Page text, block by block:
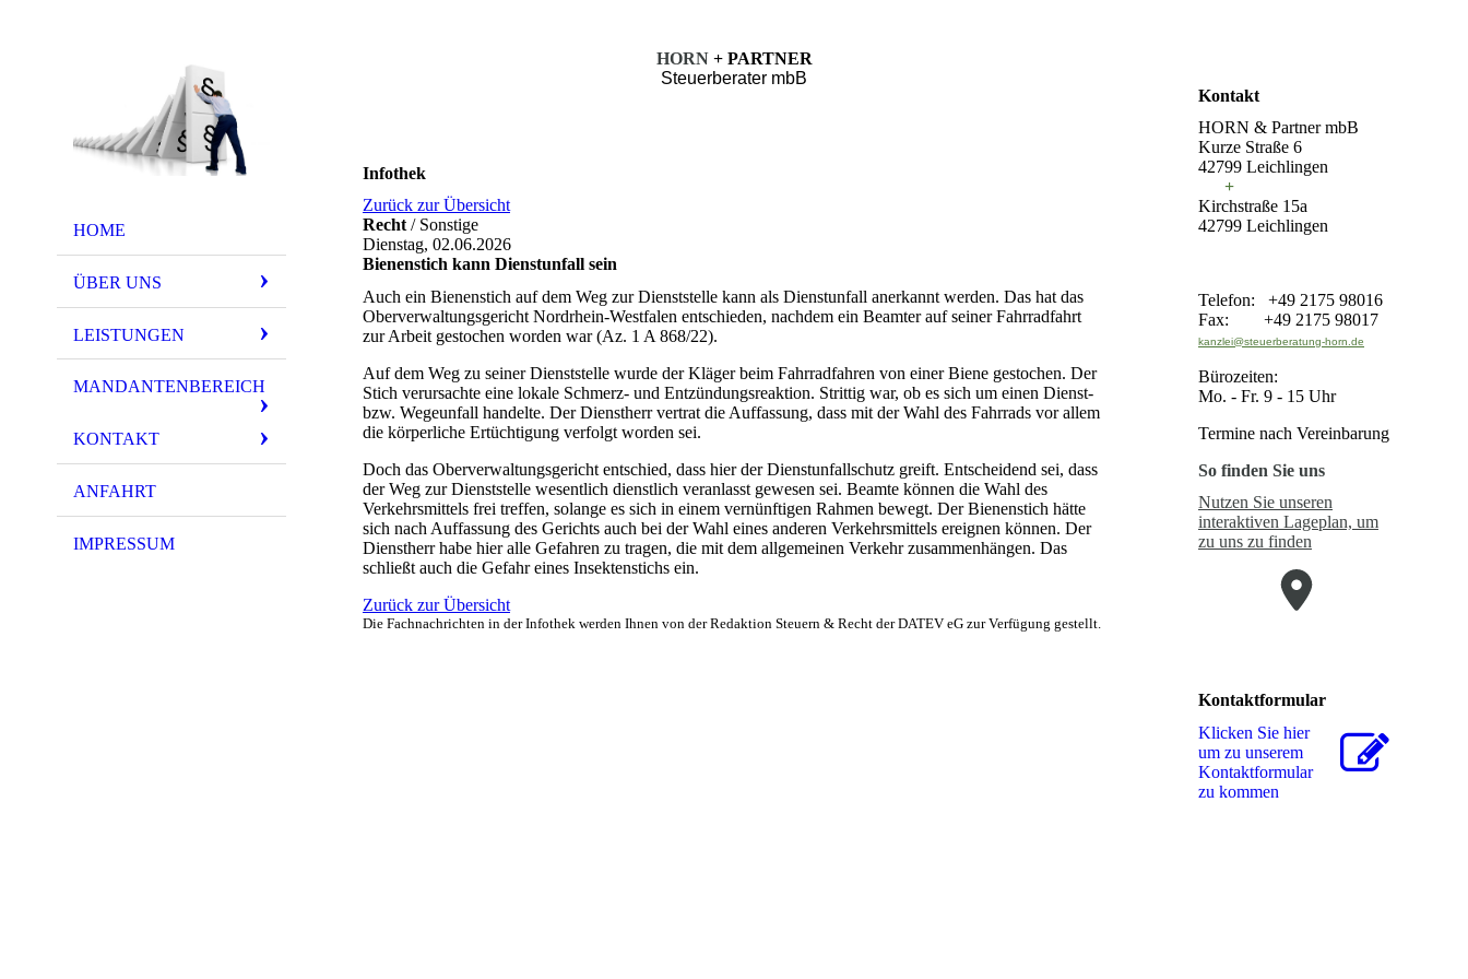
HOME
ÜBER UNS
LEISTUNGEN
MANDANTENBEREICH
KONTAKT
ANFAHRT
IMPRESSUM
HORN + PARTNER
Steuerberater mbB
Infothek
Zurück zur Übersicht
Recht / Sonstige
Dienstag, 02.06.2026
Bienenstich kann Dienstunfall sein
Auch ein Bienenstich auf dem Weg zur Dienststelle kann als Dienstunfall anerkannt werden. Das hat das
Oberverwaltungsgericht Nordrhein-Westfalen entschieden, nachdem ein Beamter auf seiner Fahrradfahrt
zur Arbeit gestochen worden war (Az. 1 A 868/22).
Auf dem Weg zu seiner Dienststelle wurde der Kläger beim Fahrradfahren von einer Biene gestochen. Der
Stich verursachte eine lokale Schmerz- und Entzündungsreaktion. Strittig war, ob es sich um einen Dienst-
bzw. Wegeunfall handelte. Der Dienstherr vertrat die Auffassung, dass mit der Wahl des Fahrrads vor allem
die körperliche Ertüchtigung verfolgt worden sei.
Doch das Oberverwaltungsgericht entschied, dass hier der Dienstunfallschutz greift. Entscheidend sei, dass
der Weg zur Dienststelle wesentlich dienstlich veranlasst gewesen sei. Beamte können die Wahl des
Verkehrsmittels frei treffen, solange es sich in einem vernünftigen Rahmen bewegt. Der Bienenstich hätte
sich nach Auffassung des Gerichts auch bei der Wahl eines anderen Verkehrsmittels ereignen können. Der
Dienstherr habe hier alle Gefahren zu tragen, die mit dem allgemeinen Verkehr zusammenhängen. Das
schließt auch die Gefahr eines Insektenstichs ein.
Zurück zur Übersicht
Die Fachnachrichten in der Infothek werden Ihnen von der Redaktion Steuern & Recht der DATEV eG zur Verfügung gestellt.
Kontakt
HORN & Partner mbB
Kurze Straße 6
42799 Leichlingen
+
Kirchstraße 15a
42799 Leichlingen
Telefon: +49 2175 98016
Fax: +49 2175 98017
kanzlei@steuerberatung-horn.de
Bürozeiten:
Mo. - Fr. 9 - 15 Uhr
Termine nach Vereinbarung
So finden Sie uns
Nutzen Sie unseren
interaktiven La­ge­plan, um
zu uns zu finden
Kontaktformular
Klicken Sie hier
um zu unserem
Kon­takt­for­mu­lar
zu kommen